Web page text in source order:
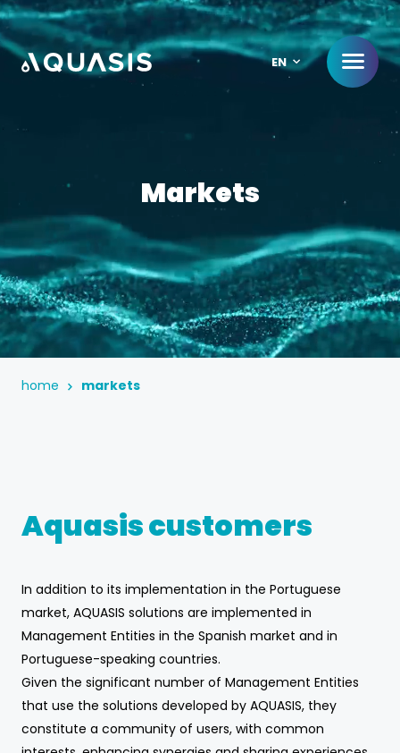
EN
Markets
home markets
Aquasis customers
In addition to its implementation in the Portuguese
market, AQUASIS solutions are implemented in
Management Entities in the Spanish market and in
Portuguese-speaking countries.
Given the significant number of Management Entities
that use the solutions developed by AQUASIS, they
constitute a community of users, with common